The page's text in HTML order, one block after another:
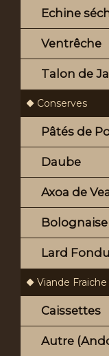
Echine
Ventrêche
Talon de
Conserves
Pâtés de
Daube
Axoa de
Bolognaise
Lard
Viande Fraiche
Caissettes
Autre